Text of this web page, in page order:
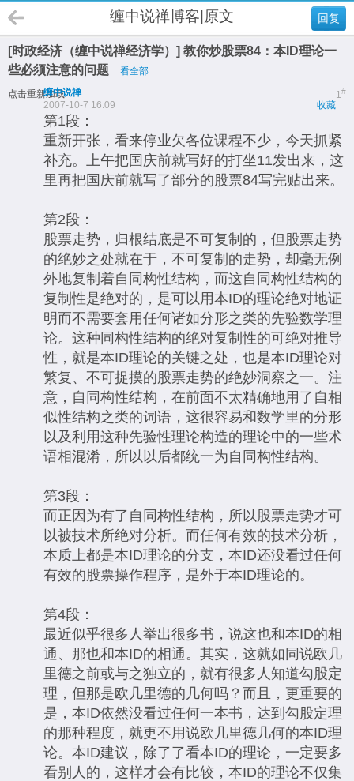
回复
缠中说禅博客|原文
[时政经济（缠中说禅经济学）] 教你炒股票84：本ID理论一
些必须注意的问题
看全部
点击重新加载 1#
缠中说禅
收藏
2007-10-7 16:09
第1段：
重新开张，看来停业欠各位课程不少，今天抓紧
补充。上午把国庆前就写好的打坐11发出来，这
里再把国庆前就写了部分的股票84写完贴出来。
第2段：
股票走势，归根结底是不可复制的，但股票走势
的绝妙之处就在于，不可复制的走势，却毫无例
外地复制着自同构性结构，而这自同构性结构的
复制性是绝对的，是可以用本ID的理论绝对地证
明而不需要套用任何诸如分形之类的先验数学理
论。这种同构性结构的绝对复制性的可绝对推导
性，就是本ID理论的关键之处，也是本ID理论对
繁复、不可捉摸的股票走势的绝妙洞察之一。注
意，自同构性结构，在前面不太精确地用了自相
似性结构之类的词语，这很容易和数学里的分形
以及利用这种先验性理论构造的理论中的一些术
语相混淆，所以以后都统一为自同构性结构。
第3段：
而正因为有了自同构性结构，所以股票走势才可
以被技术所绝对分析。而任何有效的技术分析，
本质上都是本ID理论的分支，本ID还没看过任何
有效的股票操作程序，是外于本ID理论的。
第4段：
最近似乎很多人举出很多书，说这也和本ID的相
通、那也和本ID的相通。其实，这就如同说欧几
里德之前或与之独立的，就有很多人知道勾股定
理，但那是欧几里德的几何吗？而且，更重要的
是，本ID依然没看过任何一本书，达到勾股定理
的那种程度，就更不用说欧几里德几何的本ID理
论。本ID建议，除了了看本ID的理论，一定要多
看别人的，这样才会有比较，本ID的理论不仅集